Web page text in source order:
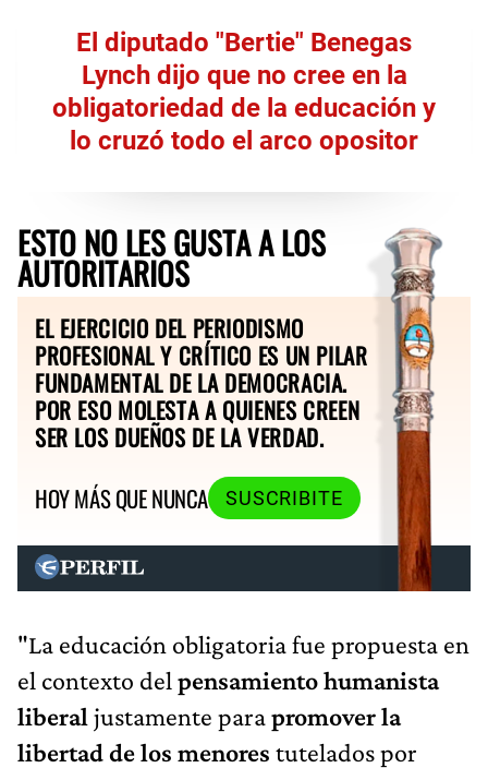
El diputado "Bertie" Benegas
Lynch dijo que no cree en la
obligatoriedad de la educación y
lo cruzó todo el arco opositor
ESTO NO LES GUSTA A LOS
AUTORITARIOS
EL EJERCICIO DEL PERIODISMO
PROFESIONAL Y CRÍTICO ES UN PILAR
FUNDAMENTAL DE LA DEMOCRACIA.
POR ESO MOLESTA A QUIENES CREEN
SER LOS DUEÑOS DE LA VERDAD.
HOY MÁS QUE NUNCA
SUSCRIBITE
"La educación obligatoria fue propuesta en
el contexto del pensamiento humanista
liberal justamente parapromover la
libertad de los menores tutelados por